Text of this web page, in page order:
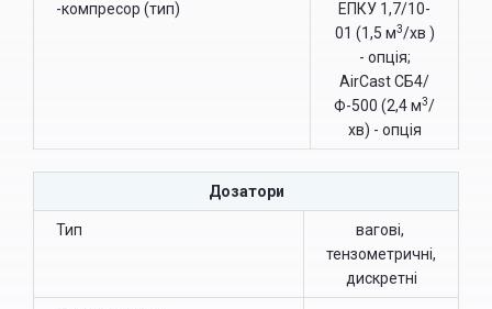
-компресор (тип)
ЕПКУ 1,7/10-
01 (1,5 м3/хв )
- опція;
AirCast СБ4/
Ф-500 (2,4 м3/
хв) - опція
Дозатори
Тип
вагові,
тензометричні,
дискретні